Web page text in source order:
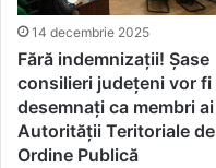
14 decembrie 2025
Fără indemnizații! Șase
consilieri județeni vor fi
desemnați ca membri ai
Autorității Teritoriale de
Ordine Publică